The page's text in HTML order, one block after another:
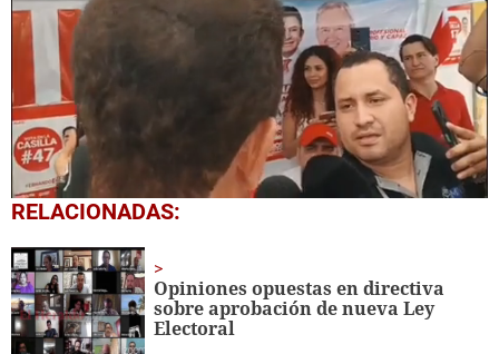
0
seconds
6
minutes,
54
seconds
RELACIONADAS:
Opiniones opuestas en directiva
sobre aprobación de nueva Ley
Electoral